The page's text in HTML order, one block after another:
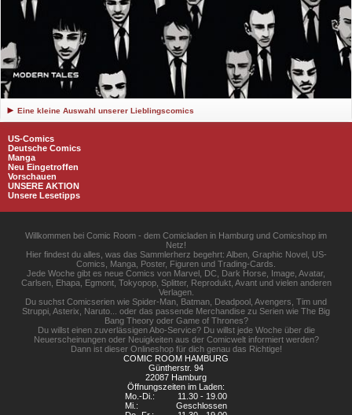
Eine kleine Auswahl unserer Lieblingscomics
US-Comics
Deutsche Comics
Manga
Neu Eingetroffen
Vorschauen
UNSERE AKTION
Unsere Lesetipps
Willkommen bei Comic Room - dem Comicladen in Hamburg und Comicshop im
Netz!
Hier findest du alles, was das Sammlerherz begehrt: Alben, Graphic Novel, US-
Comics, Manga, Poster, Figuren und Trading-Cards.
Jede Woche gibt es neue Comics von Marvel, DC, Dark Horse, Image, Avatar,
Carlsen, Ehapa, Egmont, Tokyopop, Splitter, Reprodukt, Avant und vielen anderen
Verlagen.
Du suchst Comicserien wie Spider-Man, Batman, Deadpool, Avengers, Tim und
Struppi, Asterix, Naruto... oder das passende Merchandise zu Serien wie The Big
Bang Theory oder Game of Thrones?
Du willst einen zuverlässigen Abo-Service? Du willst jede Woche über die
Neuerscheinungen oder Neuigkeiten aus der Comicwelt informiert werden?
Dann ist dieser Onlineshop für dich genau das Richtige!
COMIC ROOM HAMBURG
Güntherstr. 94
22087 Hamburg
Öffnungszeiten im Laden:
Mo.-Di.:
11.30 - 19.00
Mi.:
Geschlossen